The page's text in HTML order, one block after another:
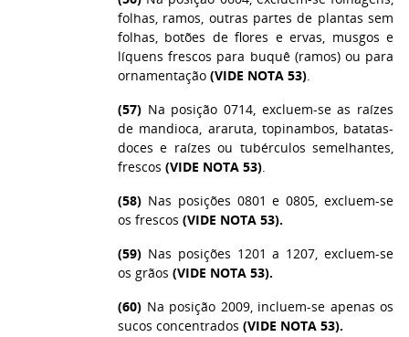
folhas, ramos, outras partes de plantas sem
folhas, botões de flores e ervas, musgos e
líquens frescos para buquê (ramos) ou para
ornamentação (VIDE NOTA 53).
(57) Na posição 0714, excluem-se as raízes
de mandioca, araruta, topinambos, batatas-
doces e raízes ou tubérculos semelhantes,
frescos (VIDE NOTA 53).
(58) Nas posições 0801 e 0805, excluem-se
os frescos (VIDE NOTA 53).
(59) Nas posições 1201 a 1207, excluem-se
os grãos (VIDE NOTA 53).
(60) Na posição 2009, incluem-se apenas os
sucos concentrados (VIDE NOTA 53).